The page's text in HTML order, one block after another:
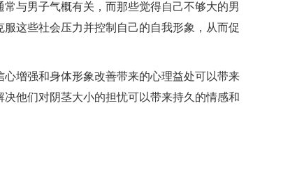
常与男子气概有关，而那些觉得自己不够大的男
这些社会压力并控制自己的自我形象，从而促
心增强和身体形象改善带来的心理益处可以带来
他们对阴茎大小的担忧可以带来持久的情感和